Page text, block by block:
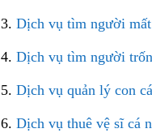
3. Dịch vụ tìm người
4. Dịch vụ tìm người
5. Dịch vụ quản lý con
6. Dịch vụ thuê vệ sĩ cá